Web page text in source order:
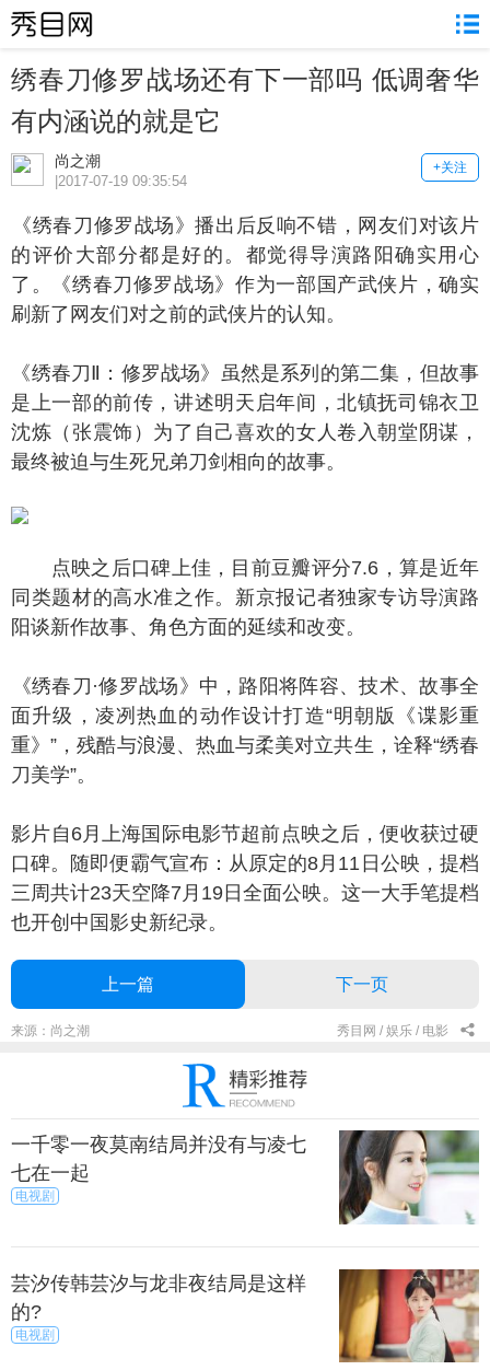
绣春刀修罗战场还有下一部吗 低调奢华
有内涵说的就是它
尚之潮 +关注
|2017-07-19 09:35:54
春刀修罗战场》播出后反响不错，网友们对该片
的评价大部分都是好的。都觉得导演路阳确实用心
了。《绣春刀修罗战场》作为一部国产武侠片，确实
刷新了网友们对之前的武侠片的认知。
春刀Ⅱ：修罗战场》虽然是系列的第二集，但故事
是上一部的前传，讲述明天启年间，北镇抚司锦衣卫
沈炼（张震饰）为了自己喜欢的女人卷入朝堂阴谋，
最终被迫与生死兄弟刀剑相向的故事。
点映之后口碑上佳，目前豆瓣评分7.6，算是近年
同类题材的高水准之作。新京报记者独家专访导演路
阳谈新作故事、角色方面的延续和改变。
春刀·修罗战场》中，路阳将阵容、技术、故事全
面升级，凌冽热血的动作设计打造“明朝版《谍影重
重》”，残酷与浪漫、热血与柔美对立共生，诠释“绣春
刀美学”。
自6月上海国际电影节超前点映之后，便收获过硬
口碑。随即便霸气宣布：从原定的8月11日公映，提档
三周共计23天空降7月19日全面公映。这一大手笔提档
也开创中国影史新纪录。
上一篇 下一页
来源：尚之潮 秀目网 / 娱乐 / 电影
一千零一夜莫南结局并没有与凌七
七在一起
电视剧
芸汐传韩芸汐与龙非夜结局是这样
的?
电视剧